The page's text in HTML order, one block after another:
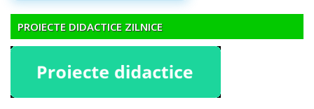
PROIECTE DIDACTICE ZILNICE